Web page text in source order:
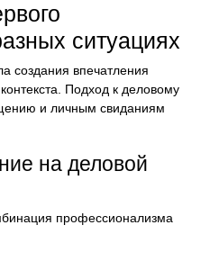
ситуациях
создания впечатления
Подход к деловому
и личным свиданиям
на деловой
профессионализма